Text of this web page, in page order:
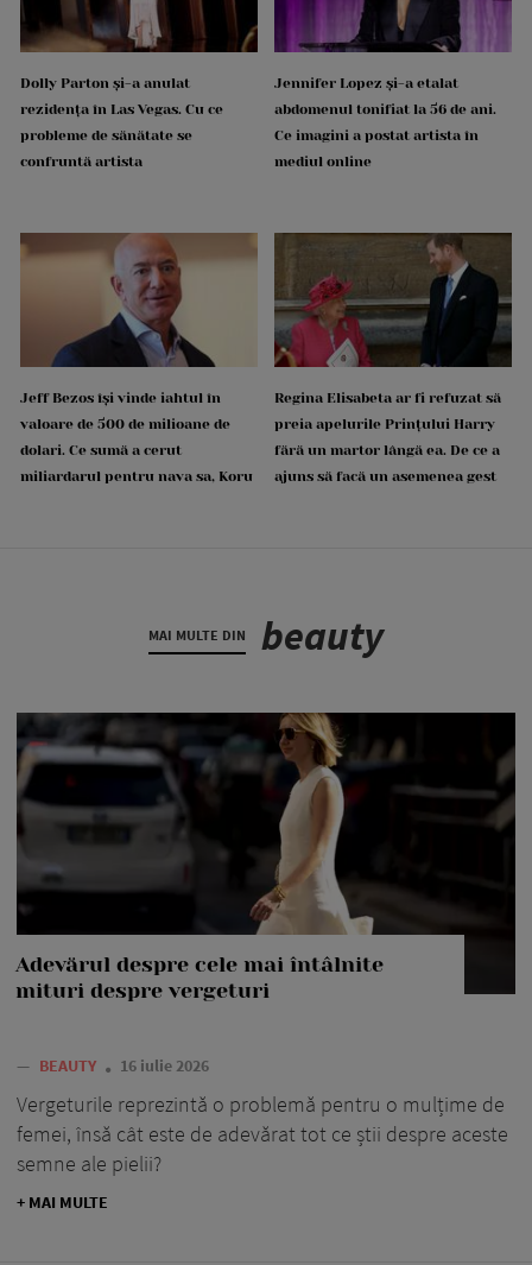
Dolly Parton și-a anulat
rezidența în Las Vegas. Cu ce
probleme de sănătate se
confruntă artista
Jennifer Lopez și-a etalat
abdomenul tonifiat la 56 de ani.
Ce imagini a postat artista în
mediul online
Jeff Bezos își vinde iahtul în
valoare de 500 de milioane de
dolari. Ce sumă a cerut
miliardarul pentru nava sa, Koru
Regina Elisabeta ar fi refuzat să
preia apelurile Prințului Harry
fără un martor lângă ea. De ce a
ajuns să facă un asemenea gest
MAI MULTE DIN beauty
Adevărul despre cele mai întâlnite
mituri despre vergeturi
— BEAUTY 16 iulie 2026
Vergeturile reprezintă o problemă pentru o mulțime de
femei, însă cât este de adevărat tot ce știi despre aceste
semne ale pielii?
+ MAI MULTE